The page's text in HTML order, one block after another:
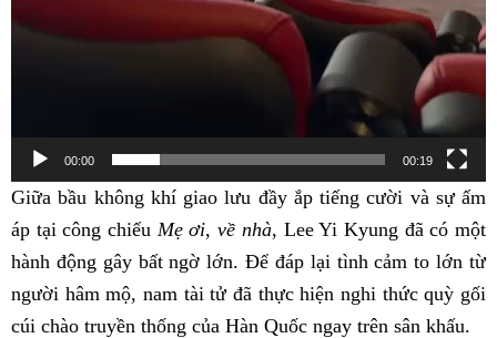
00:00 00:19
Giữa bầu không khí giao lưu đầy ắp tiếng cười và sự ấm
áp tại công chiếu Mẹ ơi, về nhà, Lee Yi Kyung đã có một
hành động gây bất ngờ lớn. Để đáp lại tình cảm to lớn từ
người hâm mộ, nam tài tử đã thực hiện nghi thức quỳ gối
cúi chào truyền thống của Hàn Quốc ngay trên sân khấu.